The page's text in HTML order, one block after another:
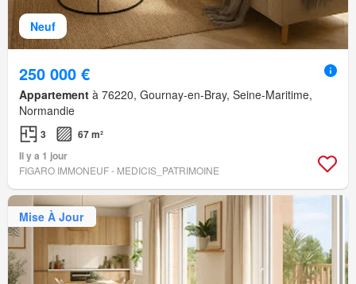
Neuf
250 000 €
Appartement à 76220, Gournay-en-Bray, Seine-Maritime,
Normandie
3
67 m²
Il y a 1 jour
FIGARO IMMONEUF - MEDICIS_PATRIMOINE
Mise À Jour